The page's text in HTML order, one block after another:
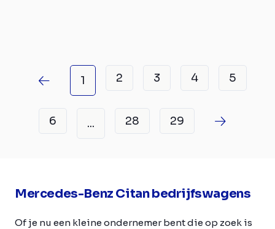
1 2 3 4 5
6 ... 28 29
Mercedes-Benz Citan bedrijfswagens
Of je nu een kleine ondernemer bent die op zoek is